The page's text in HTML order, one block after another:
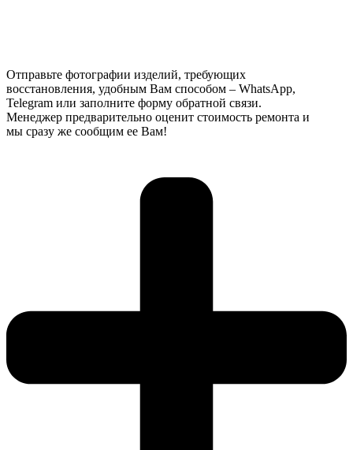
Отправьте фотографии изделий, требующих
восстановления, удобным Вам способом – WhatsApp,
Telegram или заполните форму обратной связи.
Менеджер предварительно оценит стоимость ремонта и
мы сразу же сообщим ее Вам!